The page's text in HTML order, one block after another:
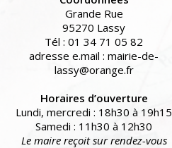
Grande Rue
95270 Lassy
Tél : 01 34 71 05 82
adresse e.mail : mairie-de-
lassy@orange.fr
Horaires d’ouverture
Lundi, mercredi : 18h30 à 19h15
Samedi : 11h30 à 12h30
Le maire reçoit sur rendez-vous